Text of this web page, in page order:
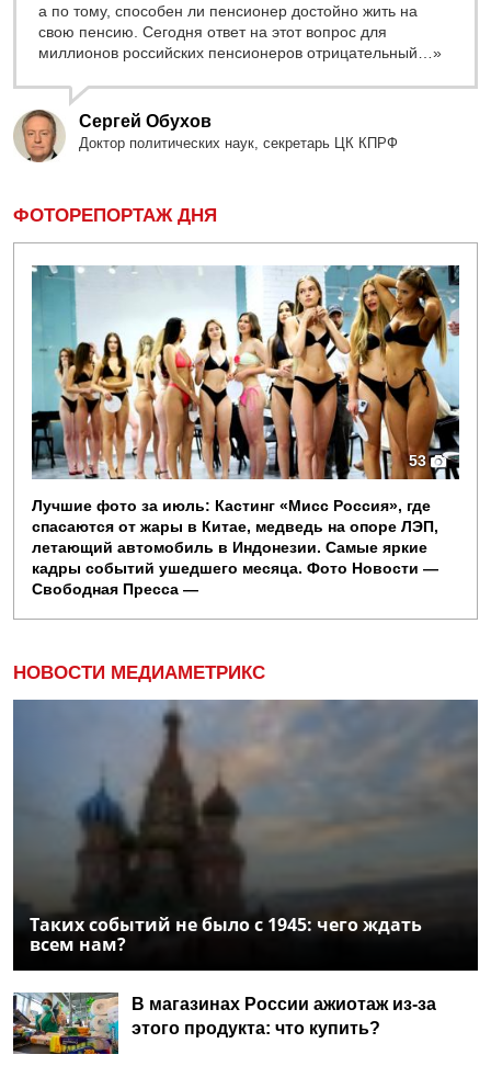
а по тому, способен ли пенсионер достойно жить на
свою пенсию. Сегодня ответ на этот вопрос для
миллионов российских пенсионеров отрицательный…»
Сергей Обухов
Доктор политических наук, секретарь ЦК КПРФ
ФОТОРЕПОРТАЖ ДНЯ
53
Лучшие фото за июль: Кастинг «Мисс Россия», где
спасаются от жары в Китае, медведь на опоре ЛЭП,
летающий автомобиль в Индонезии. Самые яркие
кадры событий ушедшего месяца. Фото Новости —
Свободная Пресса —
НОВОСТИ МЕДИАМЕТРИКС
Таких событий не было с 1945: чего ждать
всем нам?
В магазинах России ажиотаж из-за
этого продукта: что купить?